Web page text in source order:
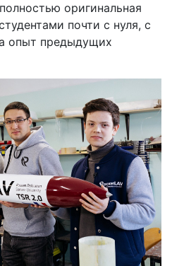
оригинальная
почти с нуля, с
опыт предыдущих